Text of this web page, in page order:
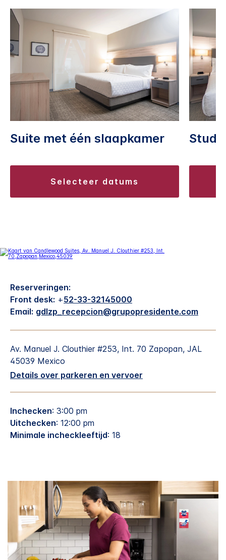
Suite met één slaapkamer
selecteer datums
Reserveringen:
Front desk: +52-33-32145000
Email: gdlzp_recepcion@grupopresidente.com
Av. Manuel J. Clouthier #253, Int. 70 Zapopan, JAL
45039 Mexico
Details over parkeren en vervoer
Inchecken: 3:00 pm
Uitchecken: 12:00 pm
Minimale incheckleeftijd: 18